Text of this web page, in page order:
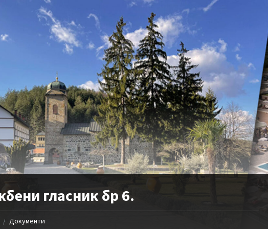
гласник бр 6.
/ Документи